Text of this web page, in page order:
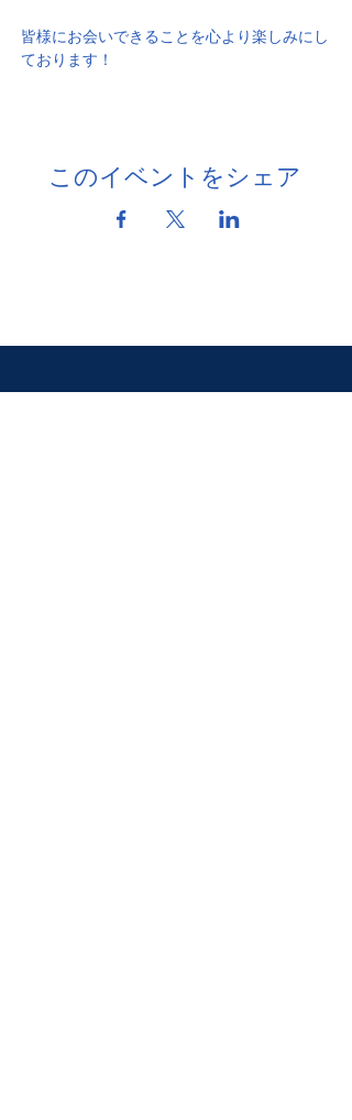
皆様にお会いできることを心より楽しみにし
ております！
このイベントをシェア